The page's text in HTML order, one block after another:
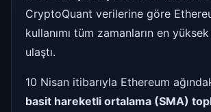
CryptoQuant verilerine göre
kullanımı tüm zamanların en
ulaştı.
10 Nisan itibarıyla Ethereum
basit hareketli ortalama (SMA)